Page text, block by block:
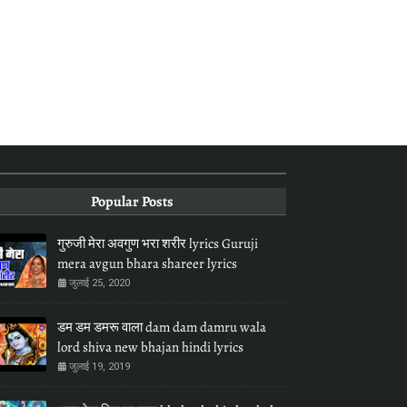
Popular Posts
गुरुजी मेरा अवगुण भरा शरीर lyrics Guruji
mera avgun bhara shareer lyrics
जुलाई 25, 2020
डम डम डमरू वाला dam dam damru wala
lord shiva new bhajan hindi lyrics
जुलाई 19, 2019